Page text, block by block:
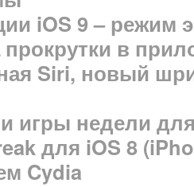
iOS 9 – режим
прокрутки в
Siri, новый
игры недели
для iOS 8
Cydia